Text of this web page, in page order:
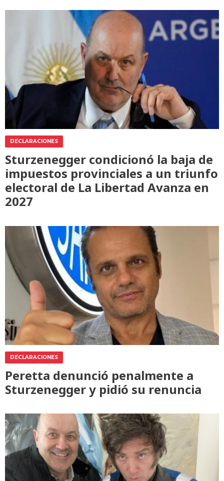
DECLARACIONES
Sturzenegger condicionó la baja de
impuestos provinciales a un triunfo
electoral de La Libertad Avanza en
2027
DECLARACIONES
Peretta denunció penalmente a
Sturzenegger y pidió su renuncia